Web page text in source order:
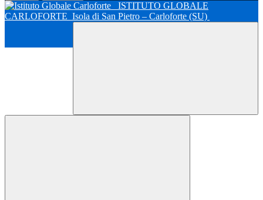
ISTITUTO GLOBALE
CARLOFORTE Isola di San Pietro – Carloforte (SU)